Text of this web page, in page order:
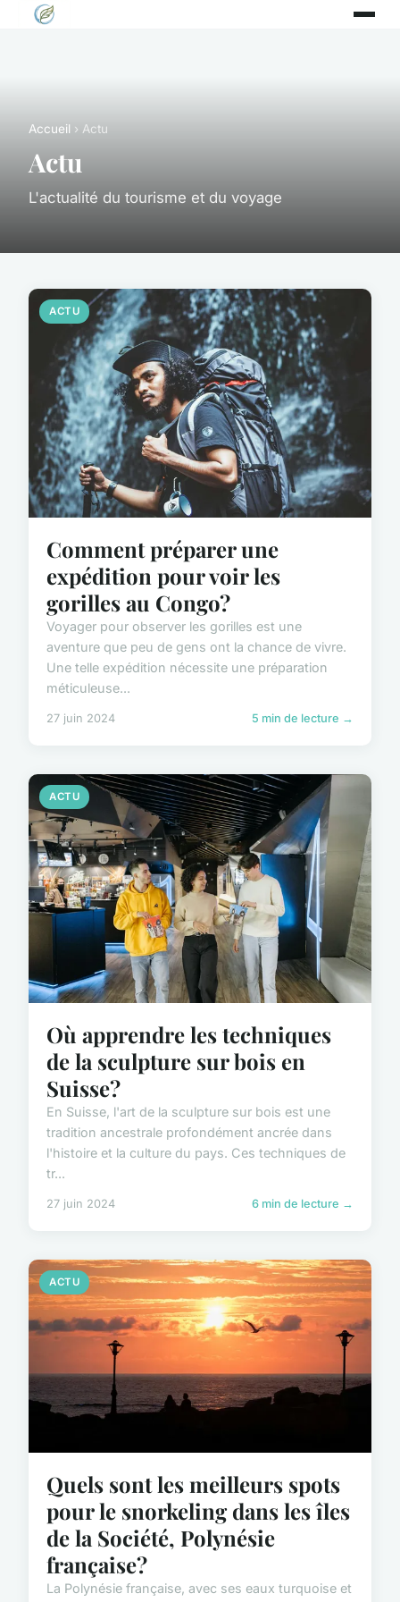
Accueil › Actu
Actu
L'actualité du tourisme et du voyage
ACTU
Comment préparer une
expédition pour voir les
gorilles au Congo?
Voyager pour observer les gorilles est une
aventure que peu de gens ont la chance de vivre.
Une telle expédition nécessite une préparation
méticuleuse...
27 juin 2024 5 min de lecture →
ACTU
Où apprendre les techniques
de la sculpture sur bois en
Suisse?
En Suisse, l'art de la sculpture sur bois est une
tradition ancestrale profondément ancrée dans
l'histoire et la culture du pays. Ces techniques de
tr...
27 juin 2024 6 min de lecture →
ACTU
Quels sont les meilleurs spots
pour le snorkeling dans les îles
de la Société, Polynésie
française?
La Polynésie française, avec ses eaux turquoise et